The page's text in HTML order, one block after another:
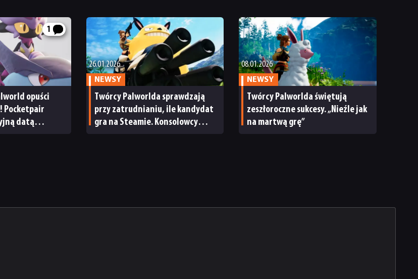
1
opuści
Pocketpair
datą
26.01.2026
NEWSY
Twórcy Palworlda sprawdzają
przy zatrudnianiu, ile kandydat
gra na Steamie. Konsolowcy
08.01.2026
NEWSY
Twórcy Palworlda świętują
zeszłoroczne sukcesy. „Nieźle jak
na martwą grę”